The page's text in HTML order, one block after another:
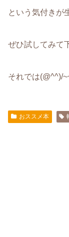
という気付きが
ぜひ試してみて
それでは(@^^)/
おススメ本